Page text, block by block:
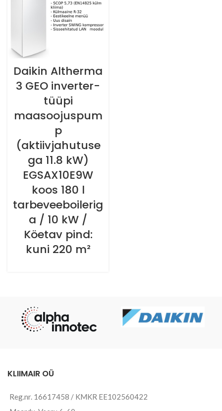
Daikin Altherma
3 GEO inverter-
tüüpi
maasoojuspum
p
(aktiivjahutuse
ga 11.8 kW)
EGSAX10E9W
koos 180 l
tarbeveeboilerig
a / 10 kW /
Köetav pind:
kuni 220 m²
KLIIMAIR OÜ
Reg.nr. 16617458 / KMKR EE102560422